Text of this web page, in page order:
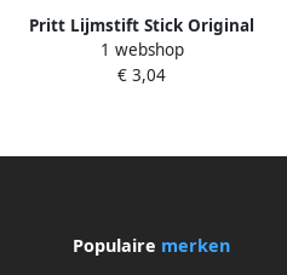
Pritt Lijmstift Stick Original
22gr op blister
1 webshop
€ 3,04
Populaire merken